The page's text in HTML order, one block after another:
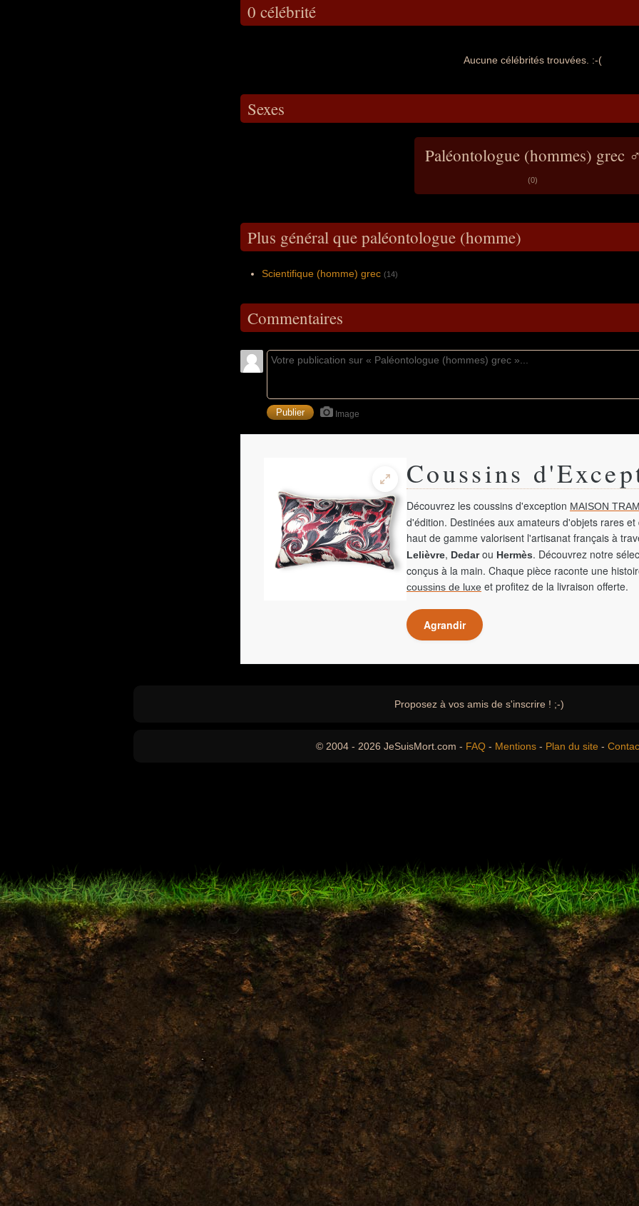
0 célébrité
Aucune célébrités trouvées. :-(
Sexes
Paléontologue (hommes) grec ♂
(0)
Plus général que paléontologue (homme)
Scientifique (homme) grec (14)
Commentaires
Image
Coussins
Découvrez les coussins d'exception MAISON
d'édition. Destinées aux amateurs d'objets rares
haut de gamme valorisent l'artisanat français à
Lelièvre, Dedarou Hermès. Découvrez notre
conçus à la main. Chaque pièce raconte une
coussins de luxe et profitez de la livraison offerte.
Agrandir
Proposez à vos amis de s'inscrire ! ;-)
© 2004 - 2026 JeSuisMort.com - FAQ - Mentions - Plan du site -